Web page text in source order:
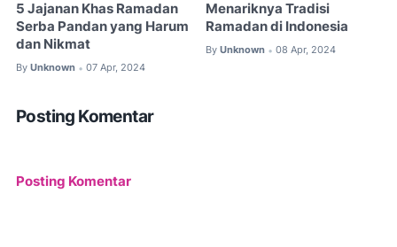
5 Jajanan Khas Ramadan
Serba Pandan yang Harum
dan Nikmat
By Unknown • 07 Apr, 2024
Menariknya Tradisi
Ramadan di Indonesia
By Unknown • 08 Apr, 2024
Posting Komentar
Posting Komentar